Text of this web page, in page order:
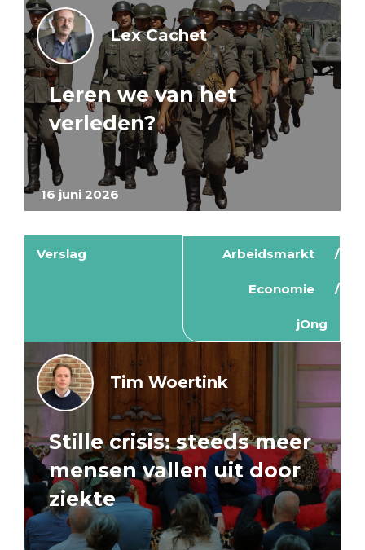
16 juni 2026
Lex Cachet
Leren we van het
verleden?
Verslag Arbeidsmarkt
Economie
jOng
Tim Woertink
Stille crisis: steeds meer
mensen vallen uit door
ziekte